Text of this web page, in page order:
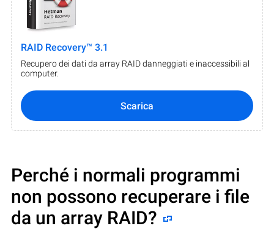
RAID Recovery™ 3.1
Recupero dei dati da array RAID danneggiati e inaccessibili al
computer.
Scarica
Perché i normali programmi
non possono recuperare i file
da un array RAID?